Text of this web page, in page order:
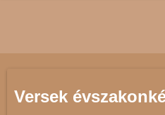
Versek